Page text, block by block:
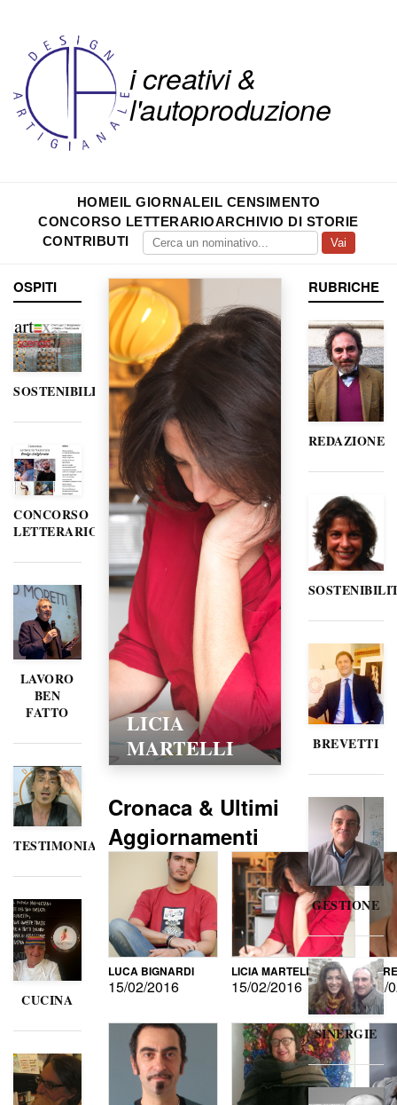
i creativi &
l'autoproduzione
HOMEIL GIORNALEIL CENSIMENTO
CONCORSO LETTERARIOARCHIVIO DI STORIE
CONTRIBUTI
Vai
OSPITI
SOSTENIBILITÀ
CONCORSO
LETTERARIO
LAVORO
BEN
FATTO
TESTIMONIANZE
CUCINA
LICIA
MARTELLI
Cronaca & Ultimi
Aggiornamenti
LUCA BIGNARDI
15/02/2016
LICIA MARTELLI
15/02/2016 15/
RUBRICHE
REDAZIONE
BREVETTI
GESTIONE
SINERGIE